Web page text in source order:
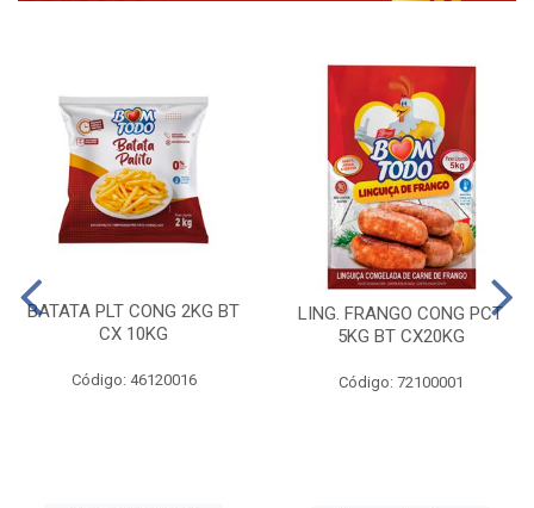
BATATA PLT CONG 2KG BT
CX 10KG
Código: 46120016
LING. FRANGO CONG PCT
5KG BT CX20KG
Código: 72100001